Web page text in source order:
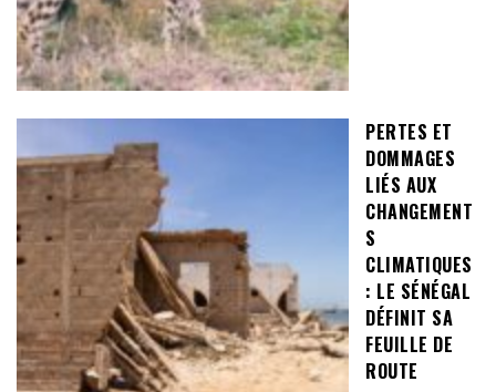
PERTES ET
DOMMAGES
LIÉS AUX
CHANGEMENT
S
CLIMATIQUES
: LE SÉNÉGAL
DÉFINIT SA
FEUILLE DE
ROUTE